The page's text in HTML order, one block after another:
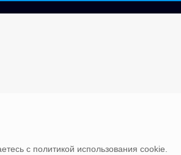
с политикой использования cookie.